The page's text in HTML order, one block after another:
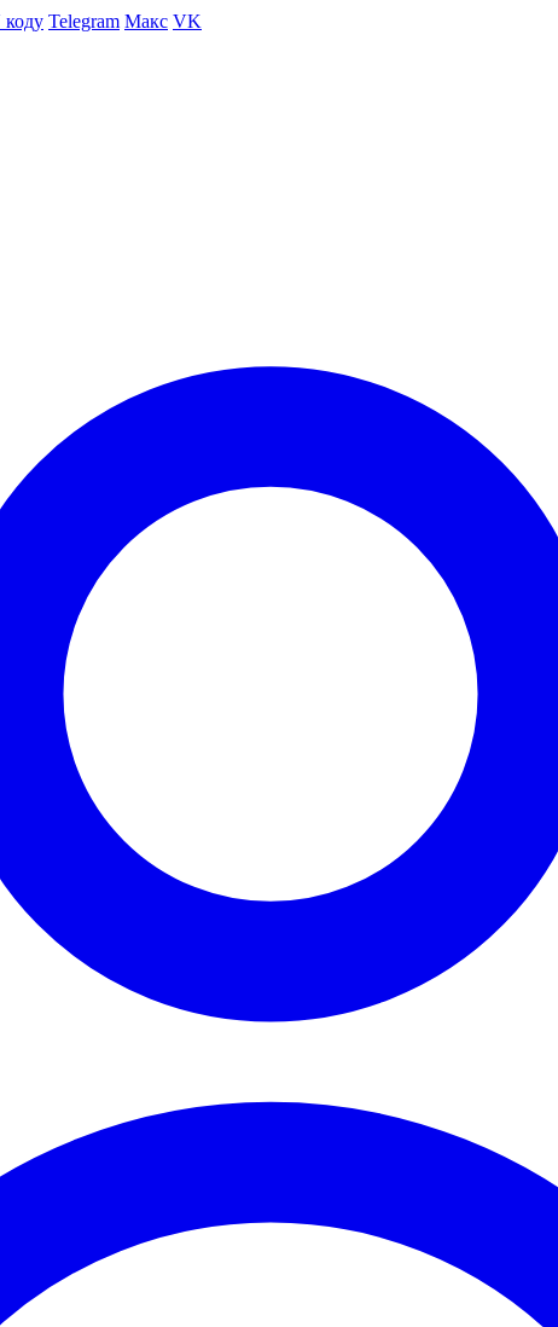
коду Telegram Макс VK